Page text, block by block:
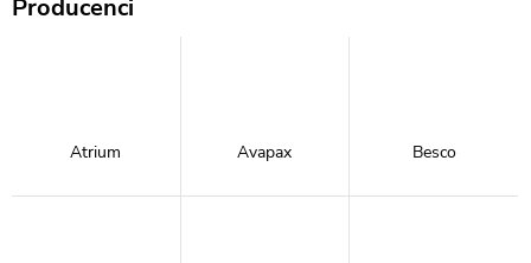
Producenci
Atrium Avapax Besco